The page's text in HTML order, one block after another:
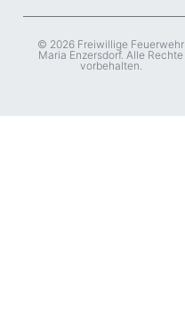
© 2026 Freiwillige Feuerwehr
Maria Enzersdorf. Alle Rechte
vorbehalten.